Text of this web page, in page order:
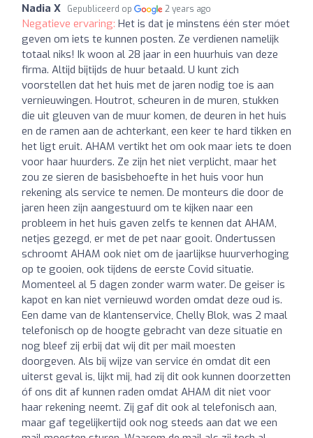
Nadia X Gepubliceerd op 2 years ago
Negatieve ervaring: Het is dat je minstens één ster móet
geven om iets te kunnen posten. Ze verdienen namelijk
totaal niks! Ik woon al 28 jaar in een huurhuis van deze
firma. Altijd bijtijds de huur betaald. U kunt zich
voorstellen dat het huis met de jaren nodig toe is aan
vernieuwingen. Houtrot, scheuren in de muren, stukken
die uit gleuven van de muur komen, de deuren in het huis
en de ramen aan de achterkant, een keer te hard tikken en
het ligt eruit. AHAM vertikt het om ook maar iets te doen
voor haar huurders. Ze zijn het niet verplicht, maar het
zou ze sieren de basisbehoefte in het huis voor hun
rekening als service te nemen. De monteurs die door de
jaren heen zijn aangestuurd om te kijken naar een
probleem in het huis gaven zelfs te kennen dat AHAM,
netjes gezegd, er met de pet naar gooit. Ondertussen
schroomt AHAM ook niet om de jaarlijkse huurverhoging
op te gooien, ook tijdens de eerste Covid situatie.
Momenteel al 5 dagen zonder warm water. De geiser is
kapot en kan niet vernieuwd worden omdat deze oud is.
Een dame van de klantenservice, Chelly Blok, was 2 maal
telefonisch op de hoogte gebracht van deze situatie en
nog bleef zij erbij dat wij dit per mail moesten
doorgeven. Als bij wijze van service én omdat dit een
uiterst geval is, lijkt mij, had zij dit ook kunnen doorzetten
óf ons dit af kunnen raden omdat AHAM dit niet voor
haar rekening neemt. Zij gaf dit ook al telefonisch aan,
maar gaf tegelijkertijd ook nog steeds aan dat we een